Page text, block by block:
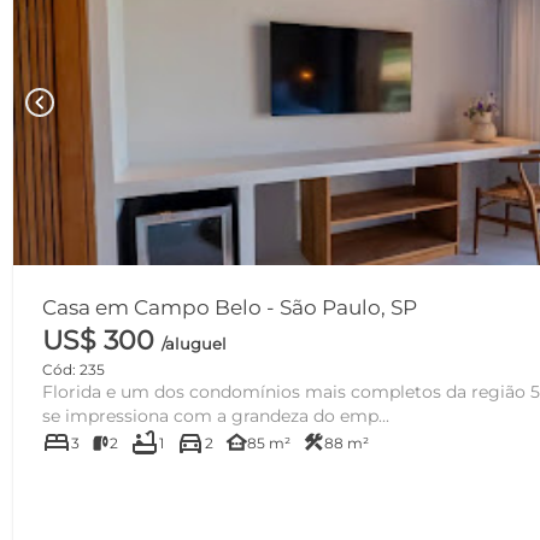
chevron_left
Casa em Campo Belo - São Paulo, SP
US$ 300 /aluguel
Cód: 235
Florida e um dos condomínios mais completos da região 50m² - Logo na
se impressiona com a grandeza do emp...
bed3 2 bathtub1 directions_car 2 other_houses85 m² construction88 m²